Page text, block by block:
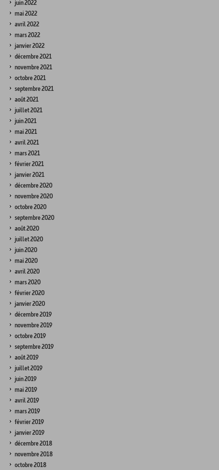
juin 2022
mai 2022
avril 2022
mars 2022
janvier 2022
décembre 2021
novembre 2021
octobre 2021
septembre 2021
août 2021
juillet 2021
juin 2021
mai 2021
avril 2021
mars 2021
février 2021
janvier 2021
décembre 2020
novembre 2020
octobre 2020
septembre 2020
août 2020
juillet 2020
juin 2020
mai 2020
avril 2020
mars 2020
février 2020
janvier 2020
décembre 2019
novembre 2019
octobre 2019
septembre 2019
août 2019
juillet 2019
juin 2019
mai 2019
avril 2019
mars 2019
février 2019
janvier 2019
décembre 2018
novembre 2018
octobre 2018